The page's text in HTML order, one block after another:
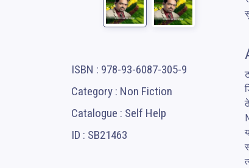
ISBN : 978-93-6087-305-9
Category : Non Fiction
Catalogue : Self Help
ID : SB21463